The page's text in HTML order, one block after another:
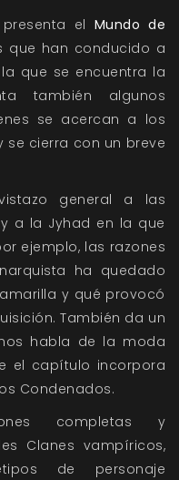
el Mundo de
que han conducido a
que se encuentra la
también algunos
se acercan a los
se cierra con un breve
general a las
a la Jyhad en la que
ejemplo, las razones
ha quedado
y qué provocó
También da un
habla de la moda
el capítulo incorpora
Condenados.
completas y
Clanes vampíricos,
de personaje